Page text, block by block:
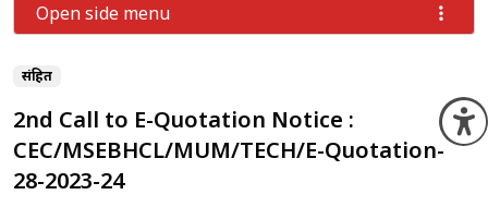
संग्रहित
2nd Call to E-Quotation Notice :
CEC/MSEBHCL/MUM/TECH/E-Quotation-
28-2023-24
Open side menu